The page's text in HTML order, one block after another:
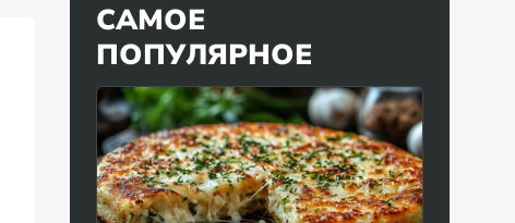
САМОЕ
ПОПУЛЯРНОЕ